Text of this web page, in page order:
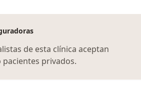
de esta clínica aceptan
privados.